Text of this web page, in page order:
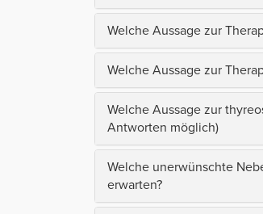
Welche Aussage zur
Welche Aussage zur
Welche Aussage zur
Antworten möglich)
Welche unerwünschte
erwarten?